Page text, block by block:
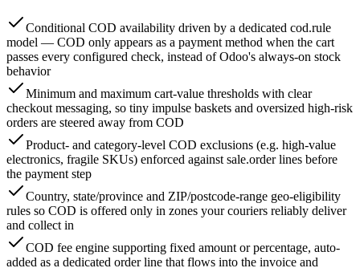
Conditional COD availability driven by a dedicated cod.rule
model — COD only appears as a payment method when the cart
passes every configured check, instead of Odoo's always-on stock
behavior
Minimum and maximum cart-value thresholds with clear
checkout messaging, so tiny impulse baskets and oversized high-risk
orders are steered away from COD
Product- and category-level COD exclusions (e.g. high-value
electronics, fragile SKUs) enforced against sale.order lines before
the payment step
Country, state/province and ZIP/postcode-range geo-eligibility
rules so COD is offered only in zones your couriers reliably deliver
and collect in
COD fee engine supporting fixed amount or percentage, auto-
added as a dedicated order line that flows into the invoice and